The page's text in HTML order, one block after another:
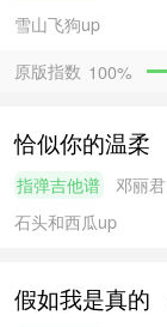
雪山飞狗up
原版指数 100%
恰似你的温柔
指弹吉他谱 邓丽君
石头和西瓜up
假如我是真的